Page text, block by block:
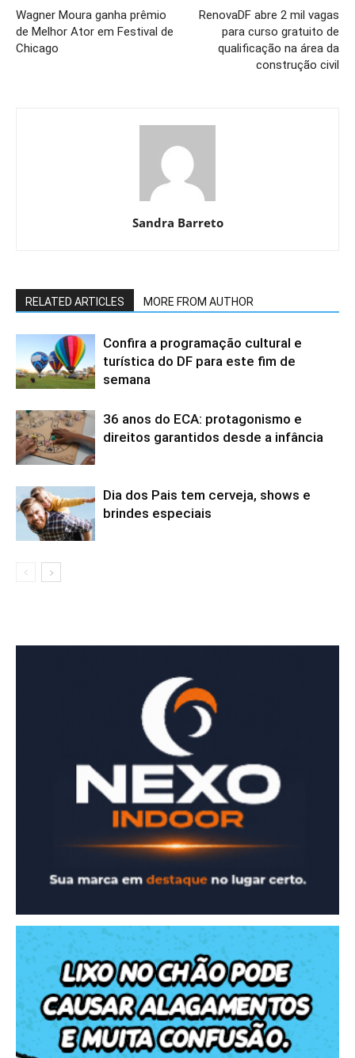
Wagner Moura ganha prêmio
de Melhor Ator em Festival de
Chicago
RenovaDF abre 2 mil vagas
para curso gratuito de
qualificação na área da
construção civil
Sandra Barreto
RELATED ARTICLES MORE FROM AUTHOR
Confira a programação cultural e
turística do DF para este fim de
semana
36 anos do ECA: protagonismo e
direitos garantidos desde a infância
Dia dos Pais tem cerveja, shows e
brindes especiais